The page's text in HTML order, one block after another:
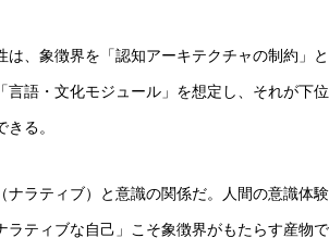
は、象徴界を「認知アーキテクチャの制約」
言語・文化モジュール」を想定し、それが下
る。
ナラティブ）と意識の関係だ。人間の意識体
ラティブな自己」こそ象徴界がもたらす産物